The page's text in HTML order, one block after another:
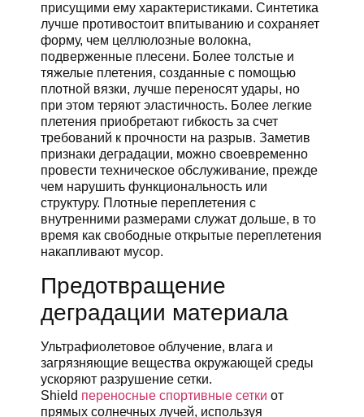
присущими ему характеристиками. Синтетика
лучше противостоит впитыванию и сохраняет
форму, чем целлюлозные волокна,
подверженные плесени. Более толстые и
тяжелые плетения, созданные с помощью
плотной вязки, лучше переносят удары, но
при этом теряют эластичность. Более легкие
плетения приобретают гибкость за счет
требований к прочности на разрыв. Заметив
признаки деградации, можно своевременно
провести техническое обслуживание, прежде
чем нарушить функциональность или
структуру. Плотные переплетения с
внутренними размерами служат дольше, в то
время как свободные открытые переплетения
накапливают мусор.
Предотвращение
деградации материала
Ультрафиолетовое облучение, влага и
загрязняющие вещества окружающей среды
ускоряют разрушение сетки.
Shield переносные спортивные сетки от
прямых солнечных лучей, используя